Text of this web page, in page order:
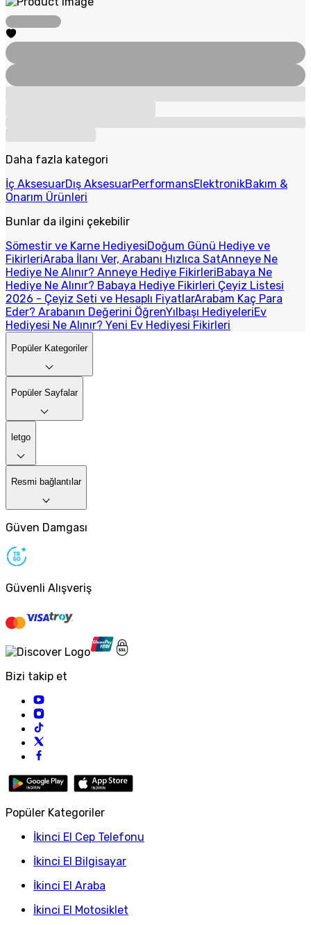
Daha fazla kategori
İç AksesuarDış AksesuarPerformansElektronikBakım &
Onarım Ürünleri
Bunlar da ilgini çekebilir
Sömestir ve Karne HediyesiDoğum Günü Hediye ve
FikirleriAraba İlanı Ver, Arabanı Hızlıca SatAnneye Ne
Hediye Ne Alınır? Anneye Hediye FikirleriBabaya Ne
Hediye Ne Alınır? Babaya Hediye Fikirleri Çeyiz Listesi
2026 - Çeyiz Seti ve Hesaplı FiyatlarArabam Kaç Para
Eder? Arabanın Değerini ÖğrenYılbaşı HediyeleriEv
Hediyesi Ne Alınır? Yeni Ev Hediyesi Fikirleri
Popüler Kategoriler
Popüler Sayfalar
letgo
Resmi bağlantılar
Güven Damgası
Güvenli Alışveriş
Bizi takip et
Popüler Kategoriler
İkinci El Cep Telefonu
İkinci El Bilgisayar
İkinci El Araba
İkinci El Motosiklet